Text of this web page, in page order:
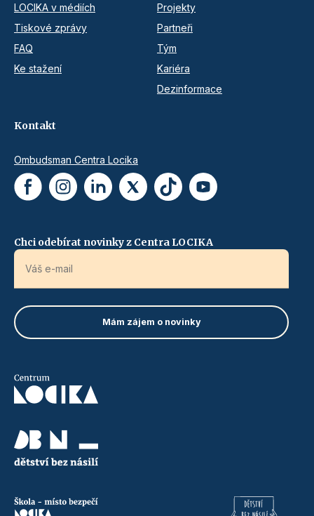
LOCIKA v médiích
Tiskové zprávy
FAQ
Ke stažení
Projekty
Partneři
Tým
Kariéra
Dezinformace
Kontakt
Ombudsman Centra Locika
Chci odebírat novinky z Centra LOCIKA